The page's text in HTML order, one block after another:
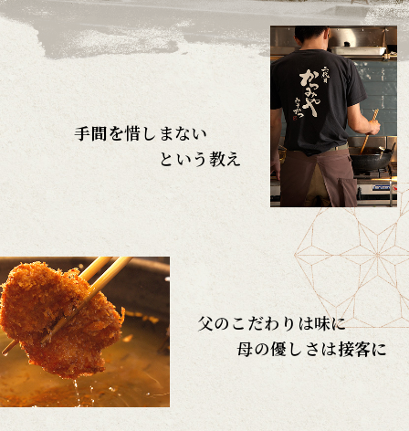
手間を惜しまない
という教え
父のこだわりは味に
母の優しさは接客に